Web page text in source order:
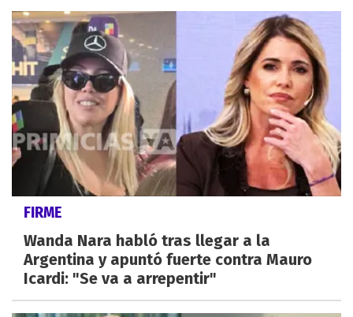
FIRME
Wanda Nara habló tras llegar a la
Argentina y apuntó fuerte contra Mauro
Icardi: "Se va a arrepentir"